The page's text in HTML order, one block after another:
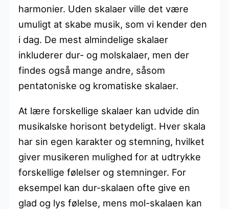
harmonier. Uden skalaer ville det være
umuligt at skabe musik, som vi kender den
i dag. De mest almindelige skalaer
inkluderer dur- og molskalaer, men der
findes også mange andre, såsom
pentatoniske og kromatiske skalaer.
At lære forskellige skalaer kan udvide din
musikalske horisont betydeligt. Hver skala
har sin egen karakter og stemning, hvilket
giver musikeren mulighed for at udtrykke
forskellige følelser og stemninger. For
eksempel kan dur-skalaen ofte give en
glad og lys følelse, mens mol-skalaen kan